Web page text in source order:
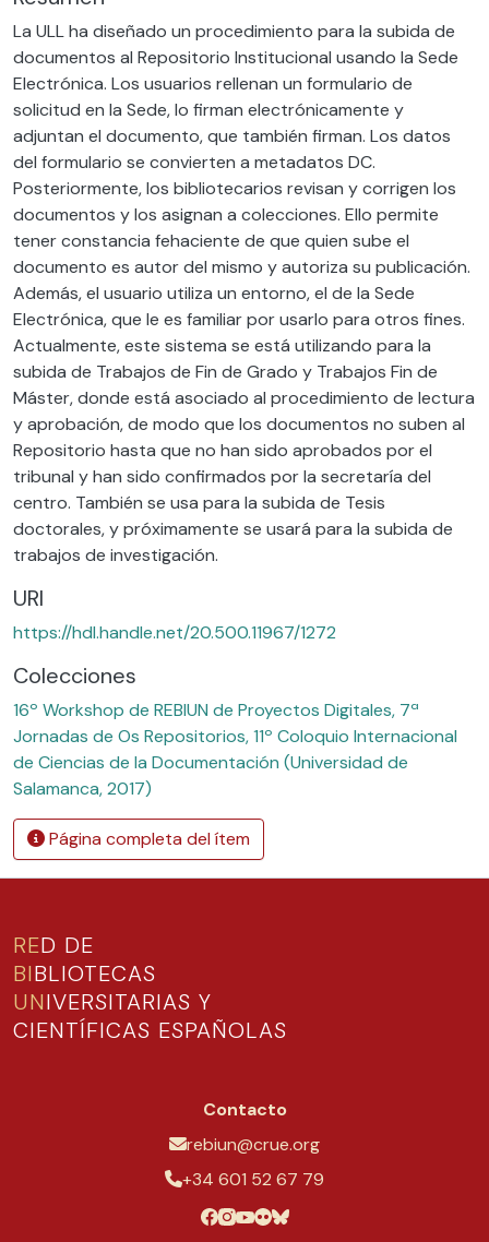
La ULL ha diseñado un procedimiento para la subida de
documentos al Repositorio Institucional usando la Sede
Electrónica. Los usuarios rellenan un formulario de
solicitud en la Sede, lo firman electrónicamente y
adjuntan el documento, que también firman. Los datos
del formulario se convierten a metadatos DC.
Posteriormente, los bibliotecarios revisan y corrigen los
documentos y los asignan a colecciones. Ello permite
tener constancia fehaciente de que quien sube el
documento es autor del mismo y autoriza su publicación.
Además, el usuario utiliza un entorno, el de la Sede
Electrónica, que le es familiar por usarlo para otros fines.
Actualmente, este sistema se está utilizando para la
subida de Trabajos de Fin de Grado y Trabajos Fin de
Máster, donde está asociado al procedimiento de lectura
y aprobación, de modo que los documentos no suben al
Repositorio hasta que no han sido aprobados por el
tribunal y han sido confirmados por la secretaría del
centro. También se usa para la subida de Tesis
doctorales, y próximamente se usará para la subida de
trabajos de investigación.
URI
https://hdl.handle.net/20.500.11967/1272
Colecciones
16º Workshop de REBIUN de Proyectos Digitales, 7ª
Jornadas de Os Repositorios, 11º Coloquio Internacional
de Ciencias de la Documentación (Universidad de
Salamanca, 2017)
Página completa del ítem
RED DE
BIBLIOTECAS
UNIVERSITARIAS Y
CIENTÍFICAS ESPAÑOLAS
Contacto
rebiun@crue.org
+34 601 52 67 79